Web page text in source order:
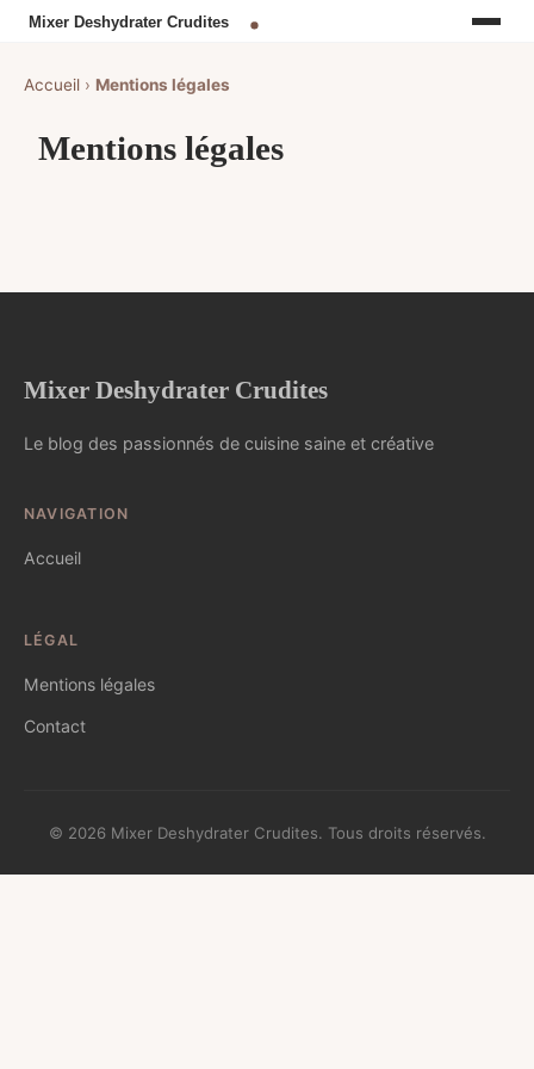
Accueil › Mentions légales
Mentions légales
Mixer Deshydrater Crudites
Le blog des passionnés de cuisine saine et créative
NAVIGATION
Accueil
LÉGAL
Mentions légales
Contact
© 2026 Mixer Deshydrater Crudites. Tous droits réservés.